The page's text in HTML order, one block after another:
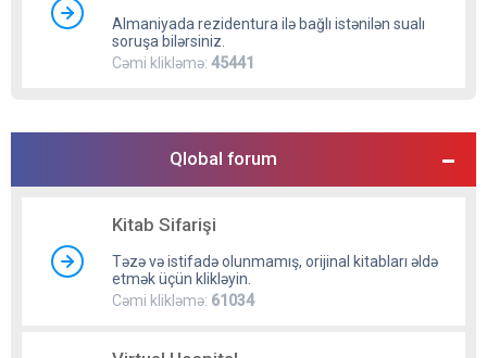
Almaniyada rezidentura ilə bağlı istənilən sualı
soruşa bilərsiniz.
Cəmi klikləmə: 45441
Qlobal forum
Kitab Sifarişi
Təzə və istifadə olunmamış, orijinal kitabları əldə
etmək üçün klikləyin.
Cəmi klikləmə: 61034